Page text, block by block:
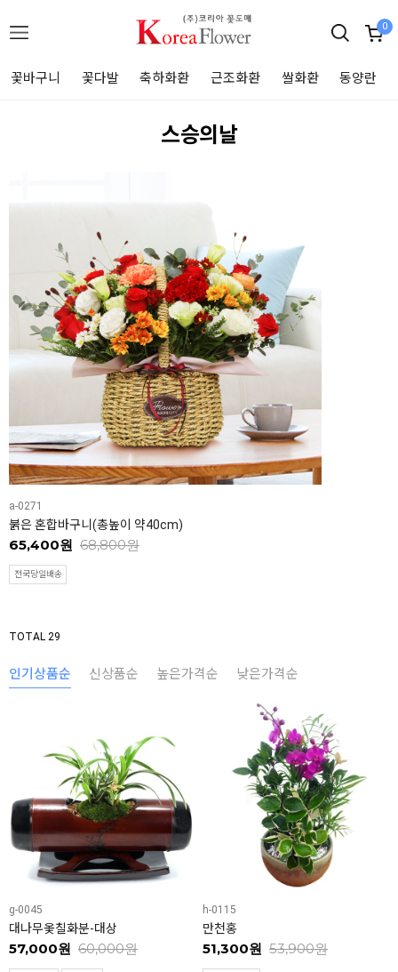
0
꽃바구니 꽃다발 축하화환 근조화환 쌀화환 동양란
스승의날
a-0271
붉은 혼합바구니(총높이 약40cm)
65,400원 68,800원
전국당일배송
TOTAL 29
인기상품순 신상품순 높은가격순 낮은가격순
g-0045
대나무옻칠화분-대상
57,000원 60,000원
h-0115
만천홍
51,300원 53,900원